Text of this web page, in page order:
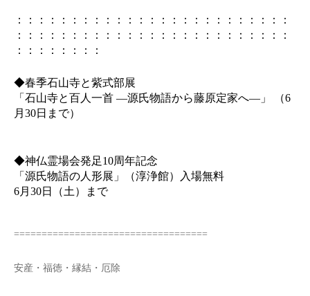
：：：：：：：：：：：：：：：：：：：：：：：：：
：：：：：：：：：：：：：：：：：：：：：：：：：
：：：：：：：：
◆春季石山寺と紫式部展
「石山寺と百人一首 ―源氏物語から藤原定家へ―」 （6
月30日まで）
◆神仏霊場会発足10周年記念
「源氏物語の人形展」（淳浄館）入場無料
6月30日（土）まで
===================================
安産・福徳・縁結・厄除